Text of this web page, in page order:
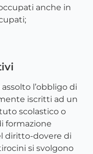
anche in
l’obbligo di
iscritti ad un
scolastico o
formazione
diritto-dovere di
si svolgono